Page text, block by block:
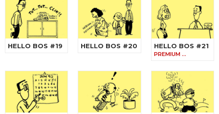
HELLO BOS #19 HELLO BOS #20 HELLO BOS #21
PREMIUM …